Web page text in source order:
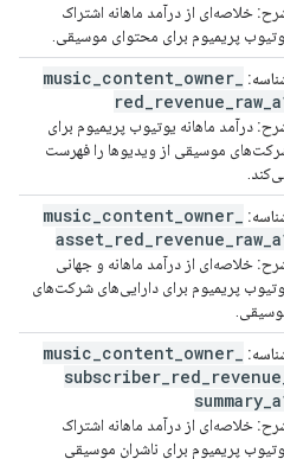
خلاصه‌ای از درآمد ماهانه اشتراک
پریمیوم برای محتوای موسیقی.
music content owner
red revenue raw
درآمد ماهانه یوتیوب پریمیوم برای
موسیقی از ویدیوها را فهرست
music content owner
asset red revenue raw
خلاصه‌ای از درآمد ماهانه و جهانی
پریمیوم برای دارایی‌های شرکت‌های
music content owner
subscriber red revenue
summary
خلاصه‌ای از درآمد ماهانه اشتراک
پریمیوم برای ناشران موسیقی